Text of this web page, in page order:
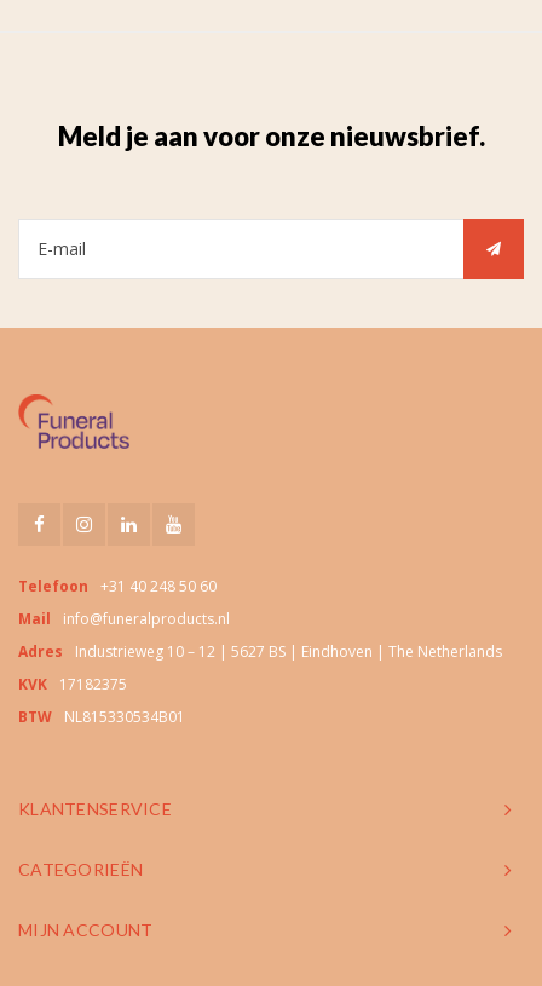
Meld je aan voor onze nieuwsbrief.
Telefoon
+31 40 248 50 60
Mail
info@funeralproducts.nl
Adres
Industrieweg 10 – 12 | 5627 BS | Eindhoven | The Netherlands
KVK
17182375
BTW
NL815330534B01
KLANTENSERVICE
CATEGORIEËN
MIJN ACCOUNT